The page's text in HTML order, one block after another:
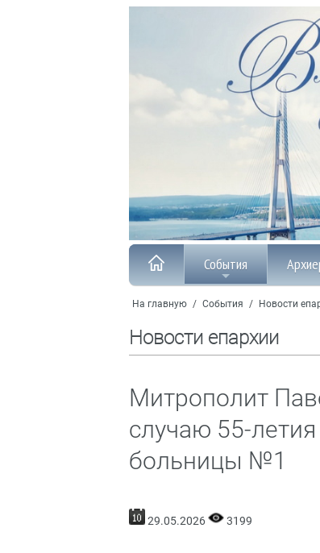
События
На главную / События / Новости
Новости епархии
Митрополит
случаю 55-
больницы №1
29.05.2026 3199